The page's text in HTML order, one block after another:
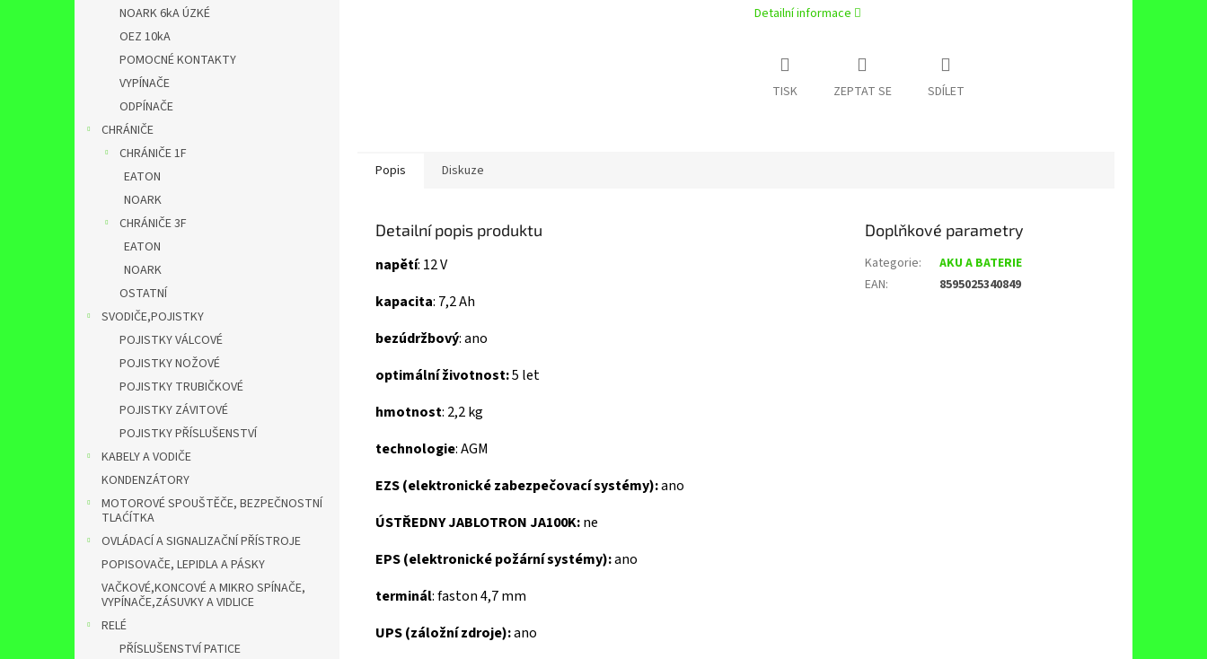
NOARK 6kA ÚZKÉ
OEZ 10kA
POMOCNÉ KONTAKTY
VYPÍNAČE
ODPÍNAČE
CHRÁNIČE
CHRÁNIČE 1F
EATON
NOARK
CHRÁNIČE 3F
EATON
NOARK
OSTATNÍ
SVODIČE,POJISTKY
POJISTKY VÁLCOVÉ
POJISTKY NOŽOVÉ
POJISTKY TRUBIČKOVÉ
POJISTKY ZÁVITOVÉ
POJISTKY PŘÍSLUŠENSTVÍ
KABELY A VODIČE
KONDENZÁTORY
MOTOROVÉ SPOUŠTĚČE, BEZPEČNOSTNÍ
TLAĆÍTKA
OVLÁDACÍ A SIGNALIZAČNÍ PŘÍSTROJE
POPISOVAČE, LEPIDLA A PÁSKY
VAČKOVÉ,KONCOVÉ A MIKRO SPÍNAČE,
VYPÍNAČE,ZÁSUVKY A VIDLICE
RELÉ
PŘÍSLUŠENSTVÍ PATICE
Detailní informace
TISK ZEPTAT SE SDÍLET
Popis Diskuze
Detailní popis produktu
napětí: 12 V
kapacita: 7,2 Ah
bezúdržbový: ano
optimální životnost:5 let
hmotnost: 2,2 kg
technologie: AGM
EZS (elektronické zabezpečovací systémy):ano
ÚSTŘEDNY JABLOTRON JA100K:ne
EPS (elektronické požární systémy):ano
terminál: faston 4,7 mm
UPS (záložní zdroje):ano
Doplňkové parametry
Kategorie:
AKU A BATERIE
EAN: 8595025340849